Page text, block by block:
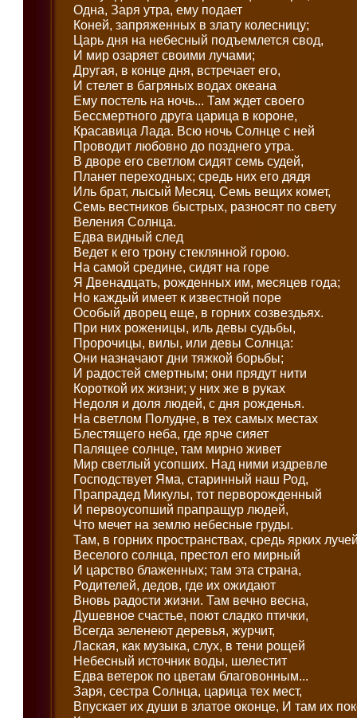
Одна, Заря утра, ему подает
Коней, запряженных в злату колесницу;
Царь дня на небесный подъемлется свод,
И мир озаряет своими лучами;
Другая, в конце дня, встречает его,
И стелет в багряных водах океана
Ему постель на ночь... Там ждет своего
Бессмертного друга царица в короне,
Красавица Лада. Всю ночь Солнце с ней
Проводит любовно до позднего утра.
В дворе его светлом сидят семь судей,
Планет переходных; средь них его дядя
Иль брат, лысый Месяц. Семь вещих комет,
Семь вестников быстрых, разносят по свету
Веления Солнца.
Едва видный след
Ведет к его трону стеклянной горою.
На самой средине, сидят на горе
Я Двенадцать, рожденных им, месяцев года;
Но каждый имеет к известной поре
Особый дворец еще, в горних созвездьях.
При них роженицы, иль девы судьбы,
Пророчицы, вилы, или девы Солнца:
Они назначают дни тяжкой борьбы;
И радостей смертным; они прядут нити
Короткой их жизни; у них же в руках
Недоля и доля людей, с дня рожденья.
На светлом Полудне, в тех самых местах
Блестящего неба, где ярче сияет
Палящее солнце, там мирно живет
Мир светлый усопших. Над ними издревле
Господствует Яма, старинный наш Род,
Прапрадед Микулы, тот перворожденный
И первоусопший прапращур людей,
Что мечет на землю небесные груды.
Там, в горних пространствах, средь ярких
Веселого солнца, престол его мирный
И царство блаженных; там эта страна,
Родителей, дедов, где их ожидают
Вновь радости жизни. Там вечно весна,
Душевное счастье, поют сладко птички,
Всегда зеленеют деревья, журчит,
Лаская, как музыка, слух, в тени рощей
Небесный источник воды, шелестит
Едва ветерок по цветам благовонным...
Заря, сестра Солнца, царица тех мест,
Впускает их души в златое оконце, И там их